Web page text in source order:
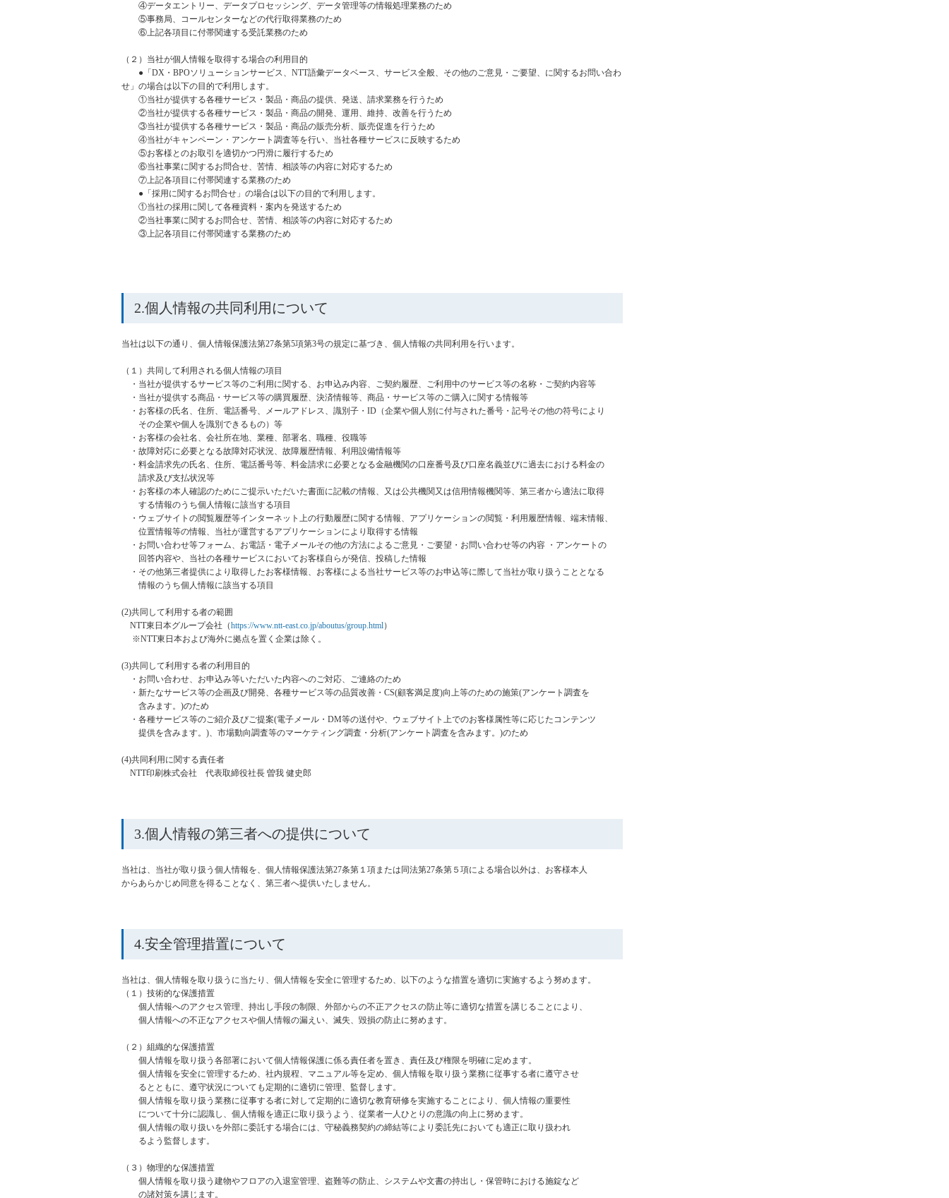
④データエントリー、データプロセッシング、データ管理等の情報処理業務のため
⑤事務局、コールセンターなどの代行取得業務のため
⑥上記各項目に付帯関連する受託業務のため
（２）当社が個人情報を取得する場合の利用目的
●「DX・BPOソリューションサービス、NTT語彙データベース、サービス全般、その他のご意見・ご要望、に関するお問い合わ
せ」の場合は以下の目的で利用します。
①当社が提供する各種サービス・製品・商品の提供、発送、請求業務を行うため
②当社が提供する各種サービス・製品・商品の開発、運用、維持、改善を行うため
③当社が提供する各種サービス・製品・商品の販売分析、販売促進を行うため
④当社がキャンペーン・アンケート調査等を行い、当社各種サービスに反映するため
⑤お客様とのお取引を適切かつ円滑に履行するため
⑥当社事業に関するお問合せ、苦情、相談等の内容に対応するため
⑦上記各項目に付帯関連する業務のため
●「採用に関するお問合せ」の場合は以下の目的で利用します。
①当社の採用に関して各種資料・案内を発送するため
②当社事業に関するお問合せ、苦情、相談等の内容に対応するため
③上記各項目に付帯関連する業務のため
2.個人情報の共同利用について
当社は以下の通り、個人情報保護法第27条第5項第3号の規定に基づき、個人情報の共同利用を行います。
（１）共同して利用される個人情報の項目
・当社が提供するサービス等のご利用に関する、お申込み内容、ご契約履歴、ご利用中のサービス等の名称・ご契約内容等
・当社が提供する商品・サービス等の購買履歴、決済情報等、商品・サービス等のご購入に関する情報等
・お客様の氏名、住所、電話番号、メールアドレス、識別子・ID（企業や個人別に付与された番号・記号その他の符号により
その企業や個人を識別できるもの）等
・お客様の会社名、会社所在地、業種、部署名、職種、役職等
・故障対応に必要となる故障対応状況、故障履歴情報、利用設備情報等
・料金請求先の氏名、住所、電話番号等、料金請求に必要となる金融機関の口座番号及び口座名義並びに過去における料金の
請求及び支払状況等
・お客様の本人確認のためにご提示いただいた書面に記載の情報、又は公共機関又は信用情報機関等、第三者から適法に取得
する情報のうち個人情報に該当する項目
・ウェブサイトの閲覧履歴等インターネット上の行動履歴に関する情報、アプリケーションの閲覧・利用履歴情報、端末情報、
位置情報等の情報、当社が運営するアプリケーションにより取得する情報
・お問い合わせ等フォーム、お電話・電子メールその他の方法によるご意見・ご要望・お問い合わせ等の内容 ・アンケートの
回答内容や、当社の各種サービスにおいてお客様自らが発信、投稿した情報
・その他第三者提供により取得したお客様情報、お客様による当社サービス等のお申込等に際して当社が取り扱うこととなる
情報のうち個人情報に該当する項目
(2)共同して利用する者の範囲
NTT東日本グループ会社（https://www.ntt-east.co.jp/aboutus/group.html）
※NTT東日本および海外に拠点を置く企業は除く。
(3)共同して利用する者の利用目的
・お問い合わせ、お申込み等いただいた内容へのご対応、ご連絡のため
・新たなサービス等の企画及び開発、各種サービス等の品質改善・CS(顧客満足度)向上等のための施策(アンケート調査を
含みます。)のため
・各種サービス等のご紹介及びご提案(電子メール・DM等の送付や、ウェブサイト上でのお客様属性等に応じたコンテンツ
提供を含みます。)、市場動向調査等のマーケティング調査・分析(アンケート調査を含みます。)のため
(4)共同利用に関する責任者
NTT印刷株式会社 代表取締役社長 曽我 健史郎
3.個人情報の第三者への提供について
当社は、当社が取り扱う個人情報を、個人情報保護法第27条第１項または同法第27条第５項による場合以外は、お客様本人
からあらかじめ同意を得ることなく、第三者へ提供いたしません。
4.安全管理措置について
当社は、個人情報を取り扱うに当たり、個人情報を安全に管理するため、以下のような措置を適切に実施するよう努めます。
（１）技術的な保護措置
個人情報へのアクセス管理、持出し手段の制限、外部からの不正アクセスの防止等に適切な措置を講じることにより、
個人情報への不正なアクセスや個人情報の漏えい、滅失、毀損の防止に努めます。
（２）組織的な保護措置
個人情報を取り扱う各部署において個人情報保護に係る責任者を置き、責任及び権限を明確に定めます。
個人情報を安全に管理するため、社内規程、マニュアル等を定め、個人情報を取り扱う業務に従事する者に遵守させ
るとともに、遵守状況についても定期的に適切に管理、監督します。
個人情報を取り扱う業務に従事する者に対して定期的に適切な教育研修を実施することにより、個人情報の重要性
について十分に認識し、個人情報を適正に取り扱うよう、従業者一人ひとりの意識の向上に努めます。
個人情報の取り扱いを外部に委託する場合には、守秘義務契約の締結等により委託先においても適正に取り扱われ
るよう監督します。
（３）物理的な保護措置
個人情報を取り扱う建物やフロアの入退室管理、盗難等の防止、システムや文書の持出し・保管時における施錠など
の諸対策を講じます。